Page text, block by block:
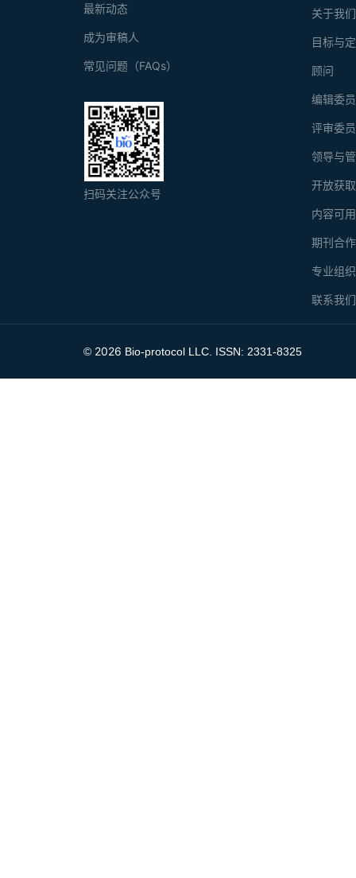
关于我们
目标与
顾问
编辑委
评审委
领导与
开放获
内容可
期刊合
专业组
联系我们
最新动态
成为审稿人
常见问题（FAQs）
扫码关注公众号
© 2026 Bio-protocol LLC. ISSN: 2331-8325